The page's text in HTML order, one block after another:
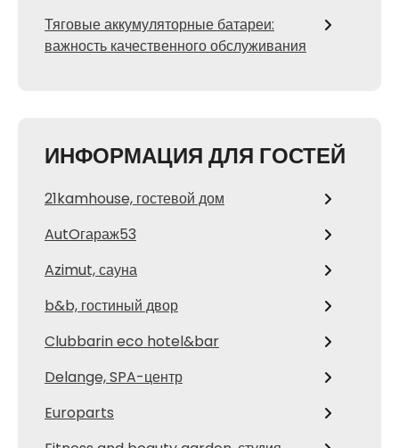
Тяговые аккумуляторные батареи:
важность качественного обслуживания
ИНФОРМАЦИЯ ДЛЯ ГОСТЕЙ
21kamhouse, гостевой дом
AutOгараж53
Azimut, сауна
b&b, гостиный двор
Clubbarin eco hotel&bar
Delange, SPA-центр
Europarts